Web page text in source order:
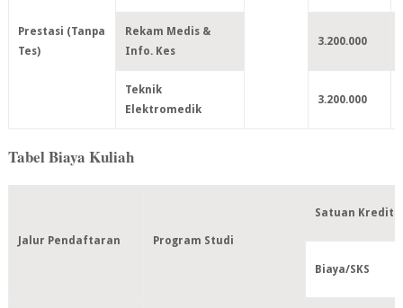
Prestasi (Tanpa
Tes)
Rekam Medis &
Info. Kes
3.200.000
Teknik
Elektromedik
3.200.000
Tabel Biaya Kuliah
Jalur Pendaftaran Program Studi
Satuan Kredit
Biaya/SKS